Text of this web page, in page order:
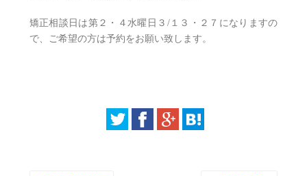
矯正相談日は第２・４水曜日３/１３・２７になりますの
で、ご希望の方は予約をお願い致します。